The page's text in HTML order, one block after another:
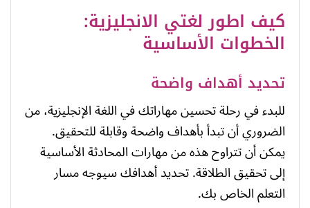
كيف اطور لغتي الانجليزية:
الخطوات الأساسية
تحديد أهداف واضحة
للبدء في رحلة تحسين مهاراتك في اللغة الإنجليزية، من
الضروري أن تبدأ بأهداف واضحة وقابلة للتحقيق.
يمكن أن تتراوح هذه من مهارات المحادثة الأساسية
إلى تحقيق الطلاقة. تحديد أهدافك سيوجه مسار
التعلم الخاص بك.